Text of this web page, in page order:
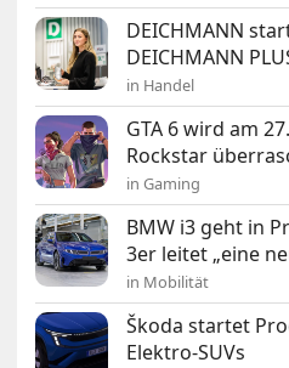
DEICHMANN
DEICHMANN
in Handel
GTA 6 wird am
Rockstar
in Gaming
BMW i3 geht in
3er leitet „eine
in Mobilität
Škoda startet
Elektro-SUVs